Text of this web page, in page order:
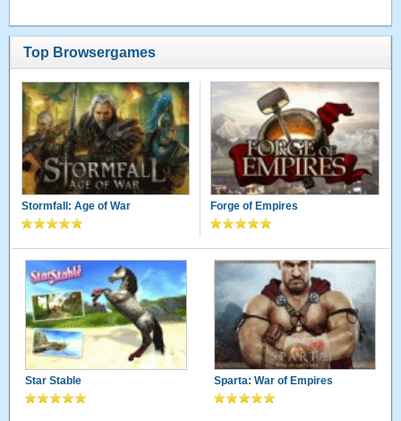
Top Browsergames
Stormfall: Age of War Forge of Empires
Star Stable Sparta: War of Empires